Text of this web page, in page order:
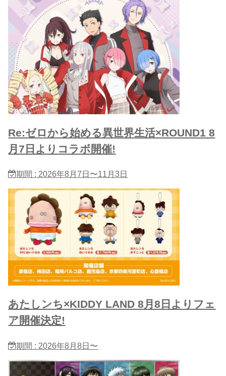
Re:ゼロから始める異世界生活×ROUND1 8
月7日よりコラボ開催!
期間 : 2026年8月7日〜11月3日
あたしンち×KIDDY LAND 8月8日よりフェ
ア開催決定!
期間 : 2026年8月8日〜